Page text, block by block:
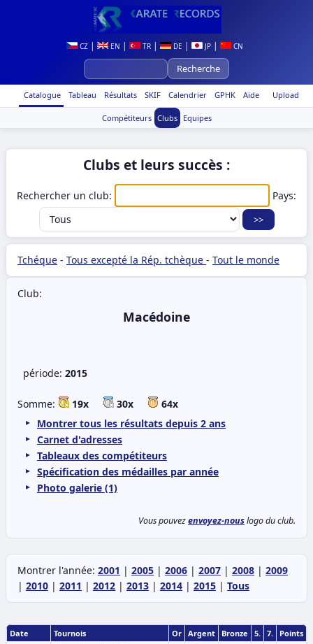
CZ| EN | TR| DE | JP| CN
Upload
Catalogue Tableau Résultats SKIF Calendrier GPHK Aide
Compétiteurs Clubs Equipes
Clubs et leurs succès :
Rechercher un club: Pays:
Tchéque - Tous excepté la Rép. tchèque - Tout le monde
Club:
Macédoine
période: 2015
Somme: 19x 30x
64x
Montrer tous les résultats depuis 2 ans
Carnet d'adresses
Tableaux des compétiteurs
Spécification des médailles par année
Photo galerie (1)
Vous pouvezenvoyez-nouslogo du club.
Montrer l'année: 2001 | 2005 | 2006 | 2007 | 2008 | 2009
| 2010 | 2011 | 2012 | 2013 | 2014 | 2015 | Tous
Date Tournois Or Argent Bronze 5. 7. Points